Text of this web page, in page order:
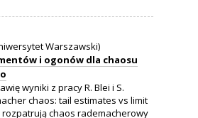
Warszawski)
i ogonów dla chaosu
wyniki z pracy R. Blei i S.
chaos: tail estimates vs limit
chaos rademacherowy